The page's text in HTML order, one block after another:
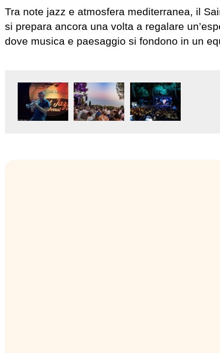
Tra note jazz e atmosfera mediterranea, il
si prepara ancora una volta a regalare
dove musica e paesaggio si fondono in un